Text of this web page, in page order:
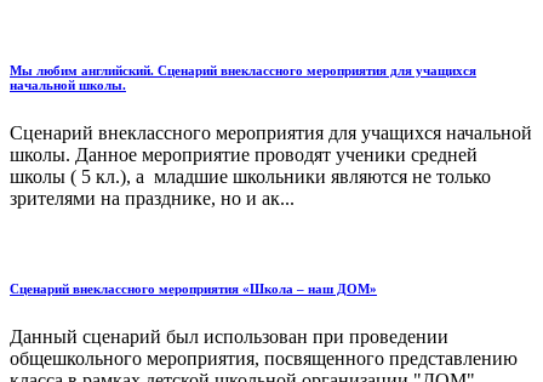
Мы любим английский. Сценарий внеклассного мероприятия для учащихся
начальной школы.
Сценарий внеклассного мероприятия для учащихся начальной
школы. Данное мероприятие проводят ученики средней
школы ( 5 кл.), а младшие школьники являются не только
зрителями на празднике, но и ак...
Сценарий внеклассного мероприятия «Школа – наш ДОМ»
Данный сценарий был использован при проведении
общешкольного мероприятия, посвященного представлению